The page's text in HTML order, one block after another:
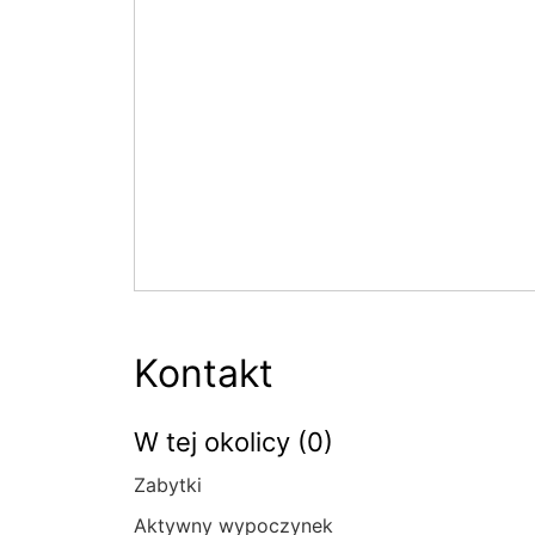
Kontakt
W tej okolicy (0)
Zabytki
Aktywny wypoczynek